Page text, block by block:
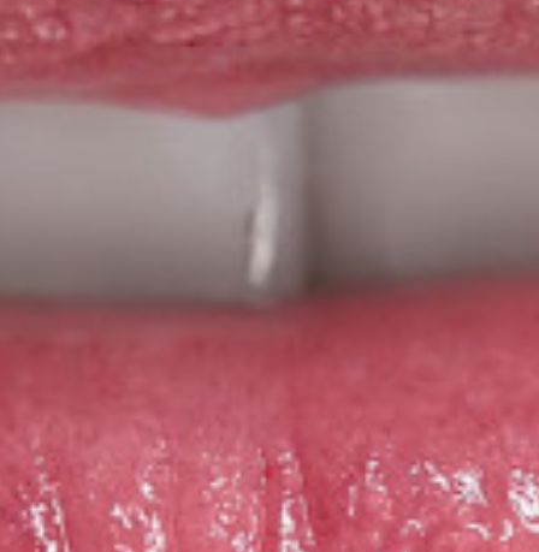
SHOP
RENDEZ-VOUS
PRESTATIONS
FORMATIONS
MAISON PRIVÉE
SE CONNECTER
Créer un compte Mot de passe oublié ?